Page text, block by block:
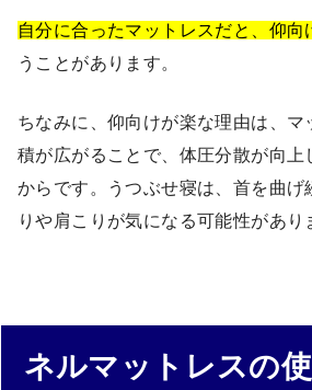
自分に合ったマットレスだと、仰向
うことがあります。
ちなみに、仰向けが楽な理由は、マ
積が広がることで、体圧分散が向上
からです。うつぶせ寝は、首を曲げ
りや肩こりが気になる可能性があり
ネルマットレスの